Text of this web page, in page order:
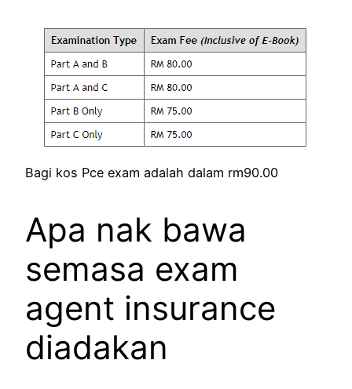
Bagi kos Pce exam adalah dalam rm90.00
Apa nak bawa
semasa exam
agent insurance
diadakan